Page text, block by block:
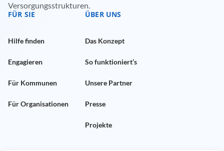
Versorgungsstrukturen.
FÜR SIE
Hilfe finden
Engagieren
Für Kommunen
Für Organisationen
ÜBER UNS
Das Konzept
So funktioniert’s
Unsere Partner
Presse
Projekte